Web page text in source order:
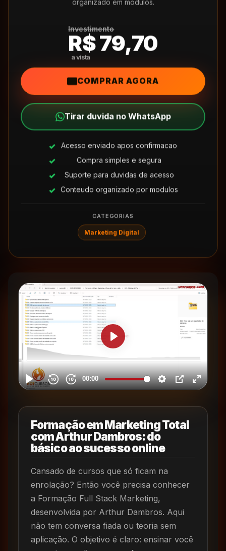
Formação em Marketing Total
com Arthur Dambros: do
básico ao sucesso online
Cansado de cursos que só ficam na
enrolação? Então você precisa conhecer
a Formação Full Stack Marketing,
desenvolvida por Arthur Dambros. Aqui
não tem conversa fiada ou teoria sem
aplicação. O objetivo é claro: ensinar você
Investimento
R$ 79,70
COMPRAR AGORA
Tirar duvida no WhatsApp
Acesso enviado apos confirmacao
Compra simples e segura
Suporte para duvidas de acesso
Conteudo organizado por modulos
CATEGORIAS
Marketing Digital